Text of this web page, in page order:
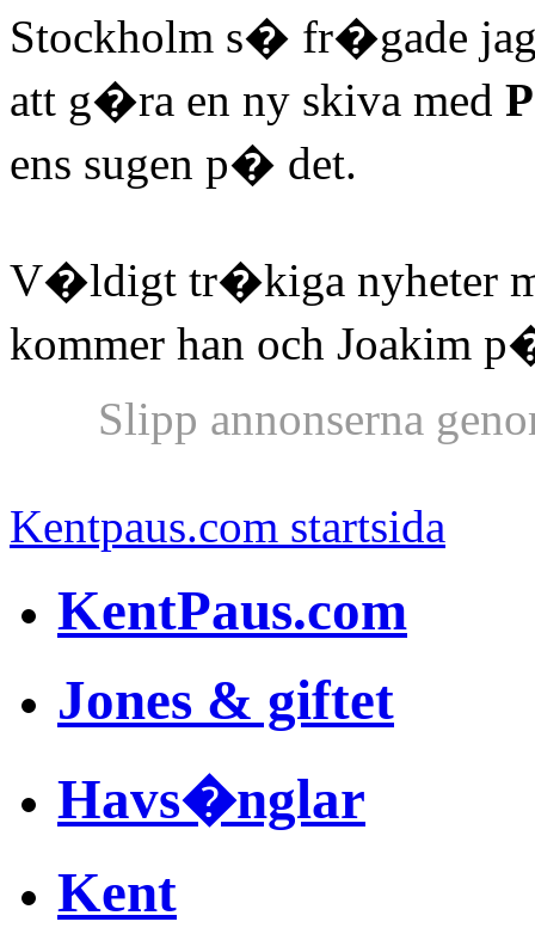
Stockholm s� fr�gade
att g�ra en ny skiva med
ens sugen p� det.
V�ldigt tr�kiga nyheter
kommer han och Joakim
Slipp annonserna
Kentpaus.com startsida
KentPaus.com
Jones & giftet
Havs�nglar
Kent